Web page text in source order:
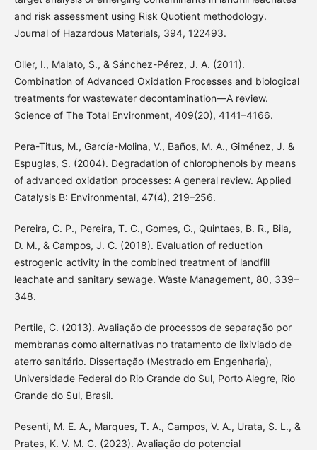
and risk assessment using Risk Quotient methodology.
Journal of Hazardous Materials, 394, 122493.
Oller, I., Malato, S., & Sánchez-Pérez, J. A. (2011).
Combination of Advanced Oxidation Processes and biological
treatments for wastewater decontamination—A review.
Science of The Total Environment, 409(20), 4141–4166.
Pera-Titus, M., Garcı́a-Molina, V., Baños, M. A., Giménez, J. &
Espuglas, S. (2004). Degradation of chlorophenols by means
of advanced oxidation processes: A general review. Applied
Catalysis B: Environmental, 47(4), 219–256.
Pereira, C. P., Pereira, T. C., Gomes, G., Quintaes, B. R., Bila,
D. M., & Campos, J. C. (2018). Evaluation of reduction
estrogenic activity in the combined treatment of landfill
leachate and sanitary sewage. Waste Management, 80, 339–
348.
Pertile, C. (2013). Avaliação de processos de separação por
membranas como alternativas no tratamento de lixiviado de
aterro sanitário. Dissertação (Mestrado em Engenharia),
Universidade Federal do Rio Grande do Sul, Porto Alegre, Rio
Grande do Sul, Brasil.
Pesenti, M. E. A., Marques, T. A., Campos, V. A., Urata, S. L., &
Prates, K. V. M. C. (2023). Avaliação do potencial